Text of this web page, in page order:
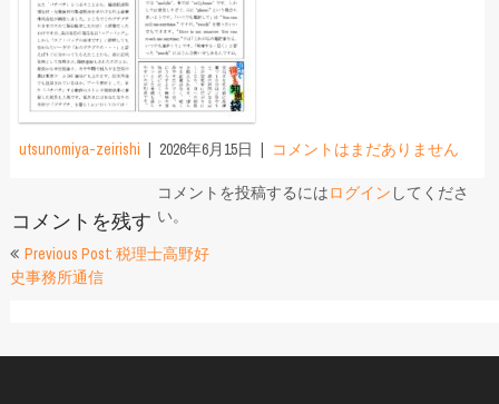
utsunomiya-zeirishi 2026年6月15日 コメントはまだありません
コメントを残す
コメントを投稿するにはログイン してくださ
い。
投
稿
ビ
Previous Post: 税理士高野好
史事務所通信